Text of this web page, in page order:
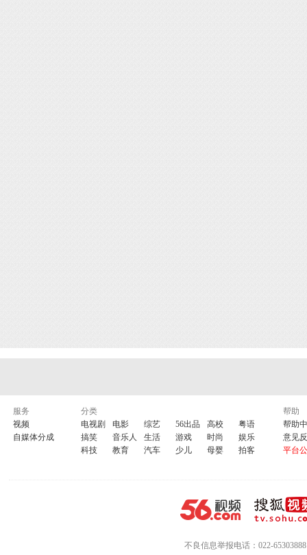
服务
视频
自媒体分成
分类
电视剧
电影 综艺 56出品 高校
粤语
搞笑
音乐人 生活 游戏 时尚
娱乐
科技
教育 汽车 少儿 母婴 拍客
帮助
帮助
意见
平台
不良信息举报电话：022-65303888